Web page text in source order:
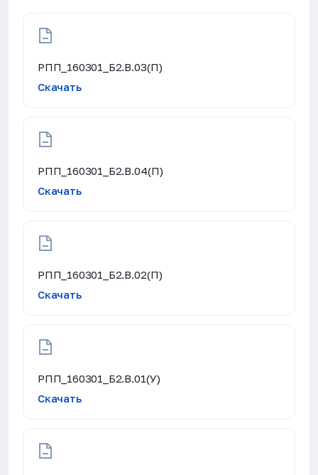
РПП_160301_Б2.В.03(П)
Скачать
РПП_160301_Б2.В.04(П)
Скачать
РПП_160301_Б2.В.02(П)
Скачать
РПП_160301_Б2.В.01(У)
Скачать